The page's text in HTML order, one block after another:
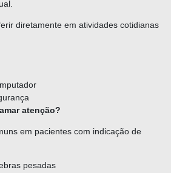
diretamente em atividades cotidianas
atenção?
em pacientes com indicação de
pesadas